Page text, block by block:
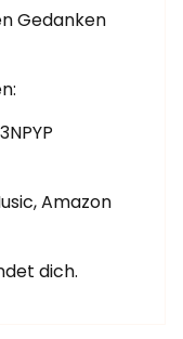
Gedanken
Amazon
dich.